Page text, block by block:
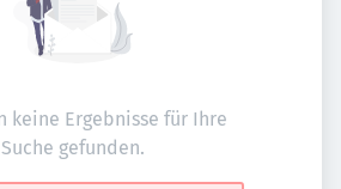
keine Ergebnisse für Ihre
Suche gefunden.